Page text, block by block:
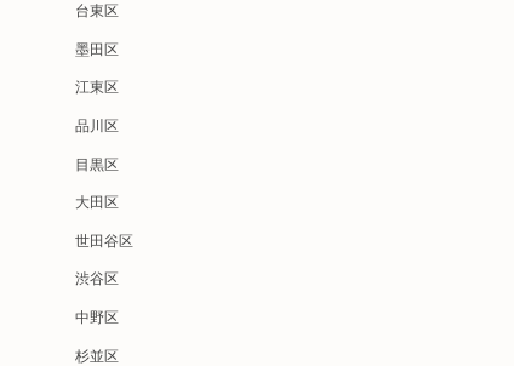
台東区
墨田区
江東区
品川区
目黒区
大田区
世田谷区
渋谷区
中野区
杉並区